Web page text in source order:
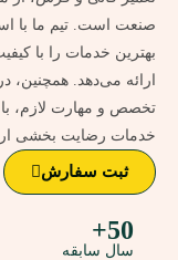
صنعت است. تیم ما با
بهترین خدمات را با
ارائه می‌دهد. همچنین،
تخصص و مهارت لازم، با
خدمات رضایت بخشی
ثبت سفارش
50+
سال سابقه